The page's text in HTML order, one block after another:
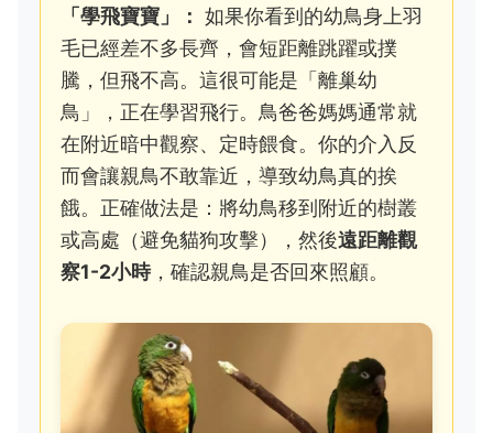
「學飛寶寶」： 如果你看到的幼鳥身上羽
毛已經差不多長齊，會短距離跳躍或撲
騰，但飛不高。這很可能是「離巢幼
鳥」，正在學習飛行。鳥爸爸媽媽通常就
在附近暗中觀察、定時餵食。你的介入反
而會讓親鳥不敢靠近，導致幼鳥真的挨
餓。正確做法是：將幼鳥移到附近的樹叢
或高處（避免貓狗攻擊），然後遠距離觀
察1-2小時，確認親鳥是否回來照顧。